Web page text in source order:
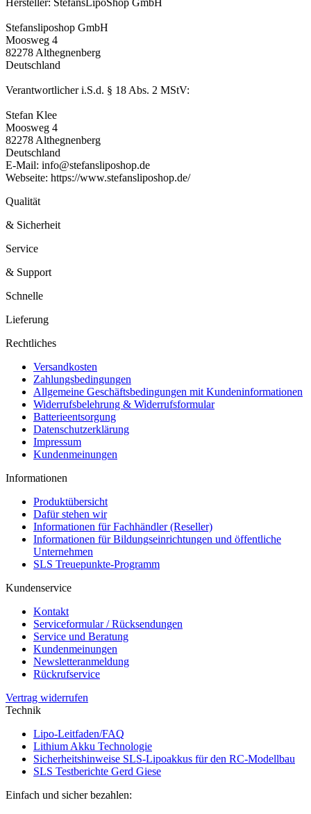
Stefansliposhop GmbH
Moosweg 4
82278 Althegnenberg
Deutschland
Verantwortlicher i.S.d. § 18 Abs. 2 MStV:
Stefan Klee
Moosweg 4
82278 Althegnenberg
Deutschland
E-Mail: info@stefansliposhop.de
Webseite: https://www.stefansliposhop.de/
Qualität
& Sicherheit
Service
& Support
Schnelle
Lieferung
Rechtliches
Versandkosten
Zahlungsbedingungen
Allgemeine Geschäftsbedingungen mit Kundeninformationen
Widerrufsbelehrung & Widerrufsformular
Batterieentsorgung
Datenschutzerklärung
Impressum
Kundenmeinungen
Informationen
Produktübersicht
Dafür stehen wir
Informationen für Fachhändler (Reseller)
Informationen für Bildungseinrichtungen und öffentliche
Unternehmen
SLS Treuepunkte-Programm
Kundenservice
Kontakt
Serviceformular / Rücksendungen
Service und Beratung
Kundenmeinungen
Newsletteranmeldung
Rückrufservice
Vertrag widerrufen
Technik
Lipo-Leitfaden/FAQ
Lithium Akku Technologie
Sicherheitshinweise SLS-Lipoakkus für den RC-Modellbau
SLS Testberichte Gerd Giese
Einfach und sicher bezahlen: